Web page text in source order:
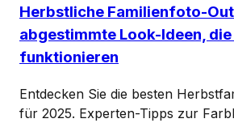
Herbstliche Familienfoto-
abgestimmte Look-Ideen,
funktionieren
Entdecken Sie die besten
für 2025. Experten-Tipps zur